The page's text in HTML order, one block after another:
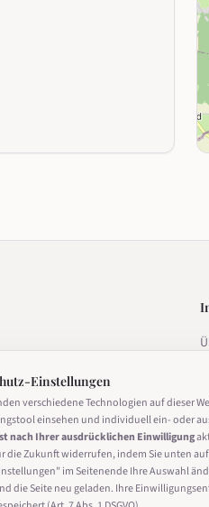
Einstellungen
verschiedene Technologien auf dieser
einsehen und individuell ein- oder
nach Ihrer ausdrücklichen Einwilligung
die Zukunft widerrufen, indem Sie unten
im Seitenende Ihre Auswahl
die Seite neu geladen. Ihre